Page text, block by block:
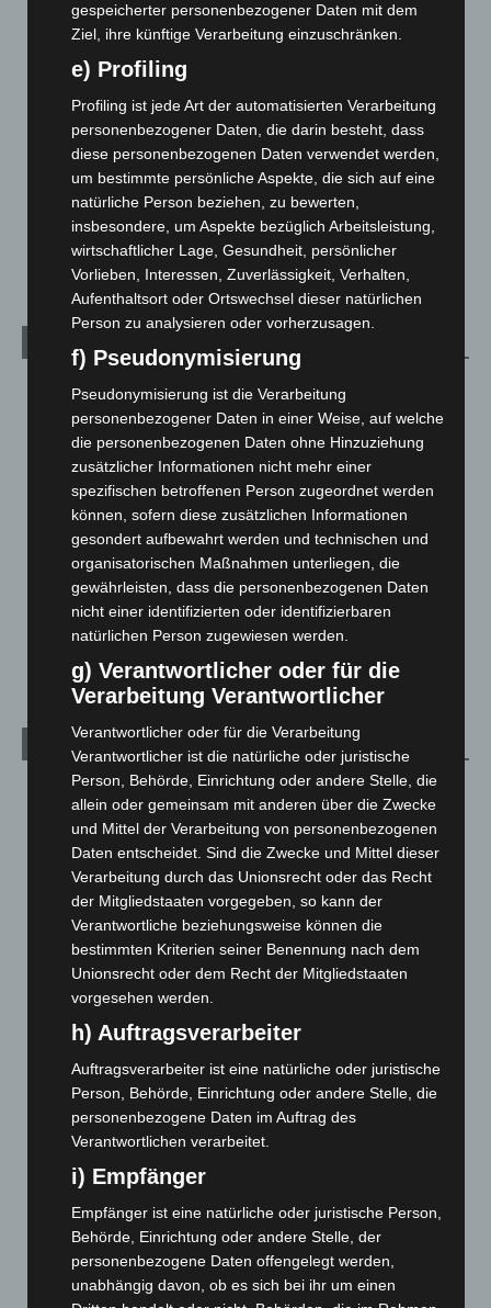
5. August 2026
Celle: Mensch stirbt bei Bagger-Unfall auf Baustelle
Gasleitung bei McDonald’s-Umbau in Langenhagen
beschädigt
5. August 2026
Anklage nach Abschaltung von „Archetyp Market“ erhoben
3. August 2026
Blaulicht
Corona-News
712
Hannover und Region
5.037
Langenhagen und Ortsteile
3.250
Leserbriefe
Menschen
Über uns
Veranstaltungen
August 2026 (12)
Juli 2026 (73)
Juni 2026(139)
Mai 2026 (99)
April 2026(99)
März 2026(115)
Februar 2026
Januar 2026
(122)
November 2025(114)
Oktober 2025(112)
September 2025(93)
August 2025(90)
Juli 2025(90)
(103)
Mai 2025(112)
gespeicherter personenbezogener Daten mit dem
Ziel, ihre künftige Verarbeitung einzuschränken.
e) Profiling
Profiling ist jede Art der automatisierten Verarbeitung
personenbezogener Daten, die darin besteht, dass
diese personenbezogenen Daten verwendet werden,
um bestimmte persönliche Aspekte, die sich auf eine
natürliche Person beziehen, zu bewerten,
insbesondere, um Aspekte bezüglich Arbeitsleistung,
wirtschaftlicher Lage, Gesundheit, persönlicher
Vorlieben, Interessen, Zuverlässigkeit, Verhalten,
Aufenthaltsort oder Ortswechsel dieser natürlichen
Person zu analysieren oder vorherzusagen.
f) Pseudonymisierung
Pseudonymisierung ist die Verarbeitung
personenbezogener Daten in einer Weise, auf welche
die personenbezogenen Daten ohne Hinzuziehung
zusätzlicher Informationen nicht mehr einer
spezifischen betroffenen Person zugeordnet werden
können, sofern diese zusätzlichen Informationen
gesondert aufbewahrt werden und technischen und
organisatorischen Maßnahmen unterliegen, die
gewährleisten, dass die personenbezogenen Daten
nicht einer identifizierten oder identifizierbaren
natürlichen Person zugewiesen werden.
g) Verantwortlicher oder für die
Verarbeitung Verantwortlicher
Verantwortlicher oder für die Verarbeitung
Verantwortlicher ist die natürliche oder juristische
Person, Behörde, Einrichtung oder andere Stelle, die
allein oder gemeinsam mit anderen über die Zwecke
und Mittel der Verarbeitung von personenbezogenen
Daten entscheidet. Sind die Zwecke und Mittel dieser
Verarbeitung durch das Unionsrecht oder das Recht
der Mitgliedstaaten vorgegeben, so kann der
Verantwortliche beziehungsweise können die
bestimmten Kriterien seiner Benennung nach dem
Unionsrecht oder dem Recht der Mitgliedstaaten
vorgesehen werden.
h) Auftragsverarbeiter
Auftragsverarbeiter ist eine natürliche oder juristische
Person, Behörde, Einrichtung oder andere Stelle, die
personenbezogene Daten im Auftrag des
Verantwortlichen verarbeitet.
i) Empfänger
Empfänger ist eine natürliche oder juristische Person,
Behörde, Einrichtung oder andere Stelle, der
personenbezogene Daten offengelegt werden,
unabhängig davon, ob es sich bei ihr um einen